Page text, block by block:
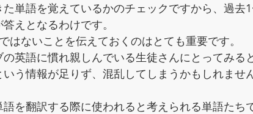
単語を覚えているかのチェックですから、過去
えとなるわけです。
はないことを伝えておくのはとても重要です。
英語に慣れ親しんでいる生徒さんにとってみる
う情報が足りず、混乱してしまうかもしれません
を翻訳する際に使われると考えられる単語たちで